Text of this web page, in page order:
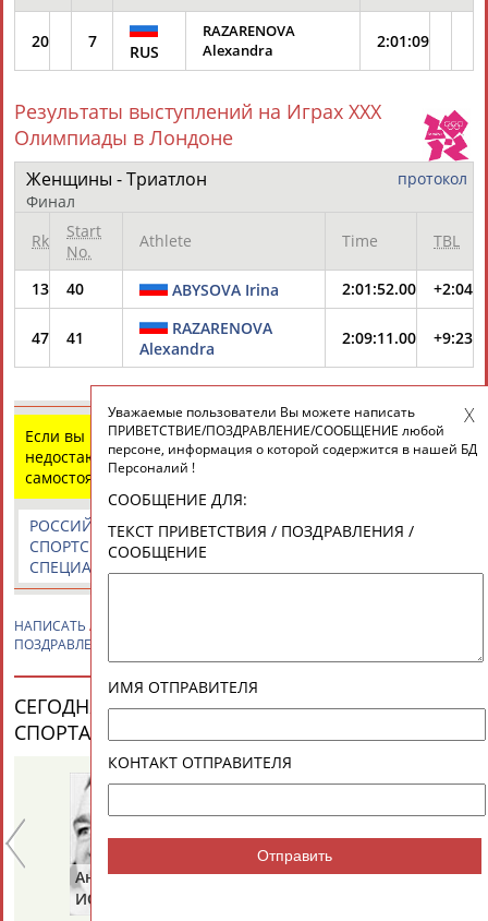
24 персон из 13181
ТАБЛО АКТИВНОСТИ
ЦЕЛИ ПРОЕКТА КОНТАКТЫ РЕКЛАМА
Вопросы сотрудничества и совместной деятельностиinform@infosport.ru
© Стадион, 1998-2026
Разработка и поддержка ООО НАИТ «Стадион»
Адресов в новостной рассылке: 996
20 7
RUS
RAZARENOVA
Alexandra
2:01:09
Результаты выступлений на Играх XXX
Олимпиады в Лондоне
протокол
Женщины - Триатлон
Финал
Rk
Start
No.
Athlete Time TBL
13 40 ABYSOVA Irina 2:01:52.00 +2:04
47 41
RAZARENOVA
Alexandra
2:09:11.00 +9:23
Если вы нашли ошибку в данных или имеете
недостающую информацию, внесите изменения
самостоятельно
СПОРТИВНЫЕ
РОССИЙСКИЕ
СПОРТИВНЫЕ
РОССИЙСКИЕ
СПОРТСМЕНЫ,
СПЕЦИАЛИСТЫ
НАПИСАТЬ Александра РАЗАРЕНОВА
ПОЗДРАВЛЕНИЕ / СООБЩЕНИЕ
СЕГОДНЯ ДЕНЬ РОЖДЕНИЯ У ПЕРСОН ИЗ МИРА
СПОРТА (35 ПЕРСОНАЛИЙ)
Анатолий
ИОНОВ
Анатолий
Уважаемые пользователи Вы можете написать
ПРИВЕТСТВИЕ/ПОЗДРАВЛЕНИЕ/СООБЩЕНИЕ любой
персоне, информация о которой содержится в нашей БД
Персоналий !
СООБЩЕНИЕ ДЛЯ:
ТЕКСТ ПРИВЕТСТВИЯ / ПОЗДРАВЛЕНИЯ /
СООБЩЕНИЕ
ИМЯ ОТПРАВИТЕЛЯ
КОНТАКТ ОТПРАВИТЕЛЯ
Отправить